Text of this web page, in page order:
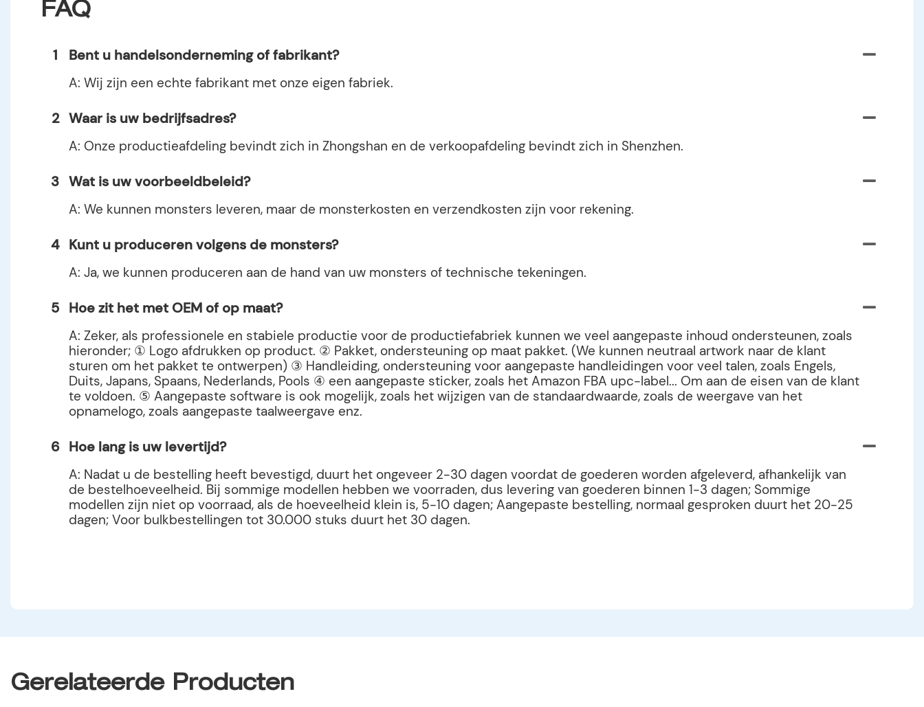
FAQ
1 Bent u handelsonderneming of fabrikant?
A: Wij zijn een echte fabrikant met onze eigen fabriek.
2 Waar is uw bedrijfsadres?
A: Onze productieafdeling bevindt zich in Zhongshan en de verkoopafdeling bevindt zich in Shenzhen.
3 Wat is uw voorbeeldbeleid?
A: We kunnen monsters leveren, maar de monsterkosten en verzendkosten zijn voor rekening.
4 Kunt u produceren volgens de monsters?
A: Ja, we kunnen produceren aan de hand van uw monsters of technische tekeningen.
5 Hoe zit het met OEM of op maat?
A: Zeker, als professionele en stabiele productie voor de productiefabriek kunnen we veel aangepaste inhoud ondersteunen, zoals
hieronder; ① Logo afdrukken op product. ② Pakket, ondersteuning op maat pakket. (We kunnen neutraal artwork naar de klant
sturen om het pakket te ontwerpen) ③ Handleiding, ondersteuning voor aangepaste handleidingen voor veel talen, zoals Engels,
Duits, Japans, Spaans, Nederlands, Pools ④ een aangepaste sticker, zoals het Amazon FBA upc-label... Om aan de eisen van de klant
te voldoen. ⑤ Aangepaste software is ook mogelijk, zoals het wijzigen van de standaardwaarde, zoals de weergave van het
opnamelogo, zoals aangepaste taalweergave enz.
6 Hoe lang is uw levertijd?
A: Nadat u de bestelling heeft bevestigd, duurt het ongeveer 2-30 dagen voordat de goederen worden afgeleverd, afhankelijk van
de bestelhoeveelheid. Bij sommige modellen hebben we voorraden, dus levering van goederen binnen 1-3 dagen; Sommige
modellen zijn niet op voorraad, als de hoeveelheid klein is, 5-10 dagen; Aangepaste bestelling, normaal gesproken duurt het 20-25
dagen; Voor bulkbestellingen tot 30.000 stuks duurt het 30 dagen.
Gerelateerde Producten